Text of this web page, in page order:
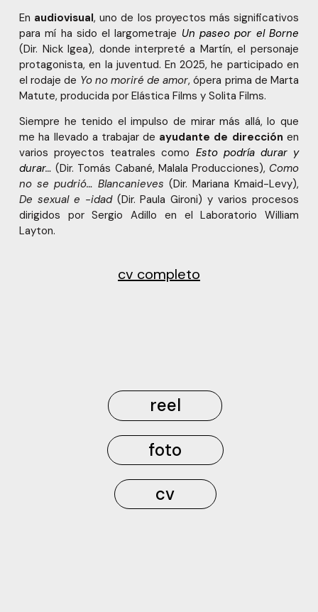
En audiovisual, uno de los proyectos más significativos
para mí ha sido el largometraje Un paseo por el Borne
(Dir. Nick Igea), donde interpreté a Martín, el personaje
protagonista, en la juventud. En 2025, he participado en
el rodaje de Yo no moriré de amor, ópera prima de Marta
Matute, producida por Elástica Films y Solita Films.
Siempre he tenido el impulso de mirar más allá, lo que
me ha llevado a trabajar de ayudante de dirección en
varios proyectos teatrales como Esto podría durar y
durar… (Dir. Tomás Cabané, Malala Producciones), Como
no se pudrió… Blancanieves (Dir. Mariana Kmaid-Levy),
De sexual e -idad(Dir. Paula Gironi) y varios procesos
dirigidos por Sergio Adillo en el Laboratorio William
Layton.
cv completo
reel
foto
cv